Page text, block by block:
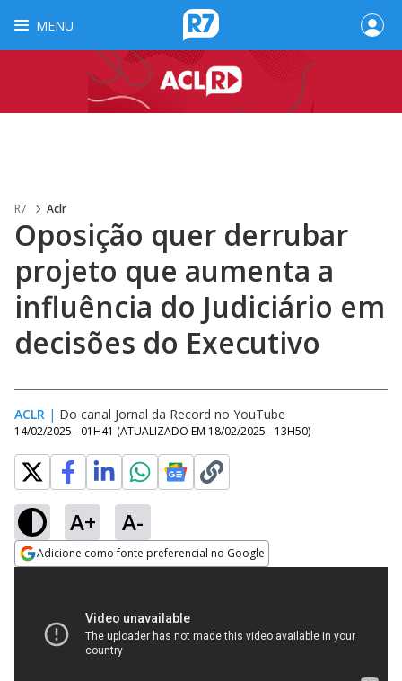
MENU
R7 Aclr
Oposição quer derrubar
projeto que aumenta a
influência do Judiciário em
decisões do Executivo
ACLR | Do canal Jornal da Record no YouTube
14/02/2025 - 01H41 (ATUALIZADO EM 18/02/2025 - 13H50)
A+ A-
Adicione como fonte preferencial no Google